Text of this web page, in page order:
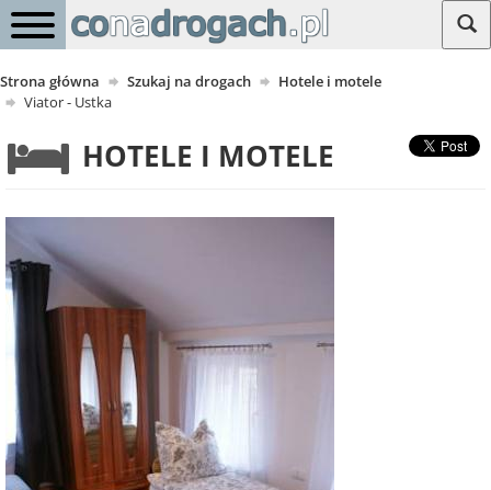
Strona główna Szukaj na drogach
Hotele i motele
Viator - Ustka
HOTELE I MOTELE